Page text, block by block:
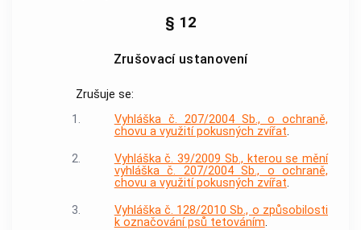
§ 12
Zrušovací ustanovení
Zrušuje se:
1.
Vyhláška č. 207/2004 Sb., o ochraně,
chovu a využití pokusných zvířat.
2.
Vyhláška č. 39/2009 Sb., kterou se mění
vyhláška č. 207/2004 Sb., o ochraně,
chovu a využití pokusných zvířat.
3.
Vyhláška č. 128/2010 Sb., o způsobilosti
k označování psů tetováním.